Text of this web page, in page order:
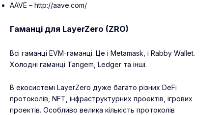
AAVE – http://aave.com/
Гаманці для LayerZero (ZRO)
Всі гаманці EVM-гаманці. Це і Metamask, і Rabby Wallet.
Холодні гаманці Tangem, Ledger та інші.
В екосистемі LayerZero дуже багато різних DeFi
протоколів, NFT, інфраструктурних проектів, ігрових
проектів. Особливо велика кількість протоколів